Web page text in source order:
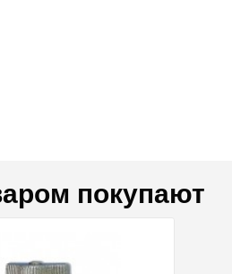
покупают